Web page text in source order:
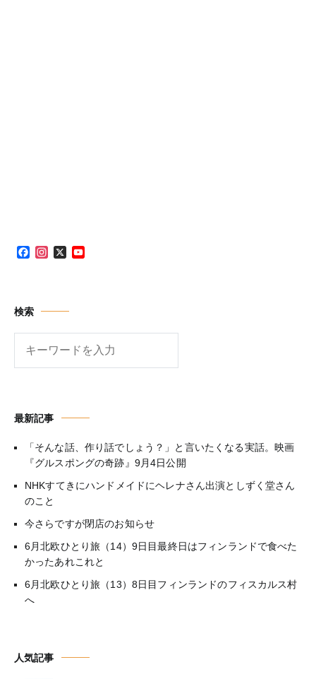
Facebook
Instagram
X
検索
最新記事
「そんな話、作り話でしょう？」と言いたくなる実話。映画
『グルスポングの奇跡』9月4日公開
NHKすてきにハンドメイドにヘレナさん出演としずく堂さん
のこと
今さらですが閉店のお知らせ
6月北欧ひとり旅（14）9日目最終日はフィンランドで食べた
かったあれこれと
6月北欧ひとり旅（13）8日目フィンランドのフィスカルス村
へ
人気記事